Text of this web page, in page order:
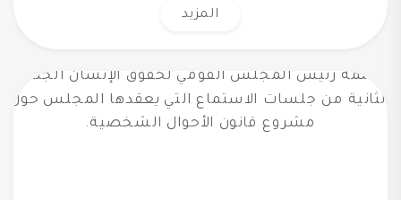
المزيد